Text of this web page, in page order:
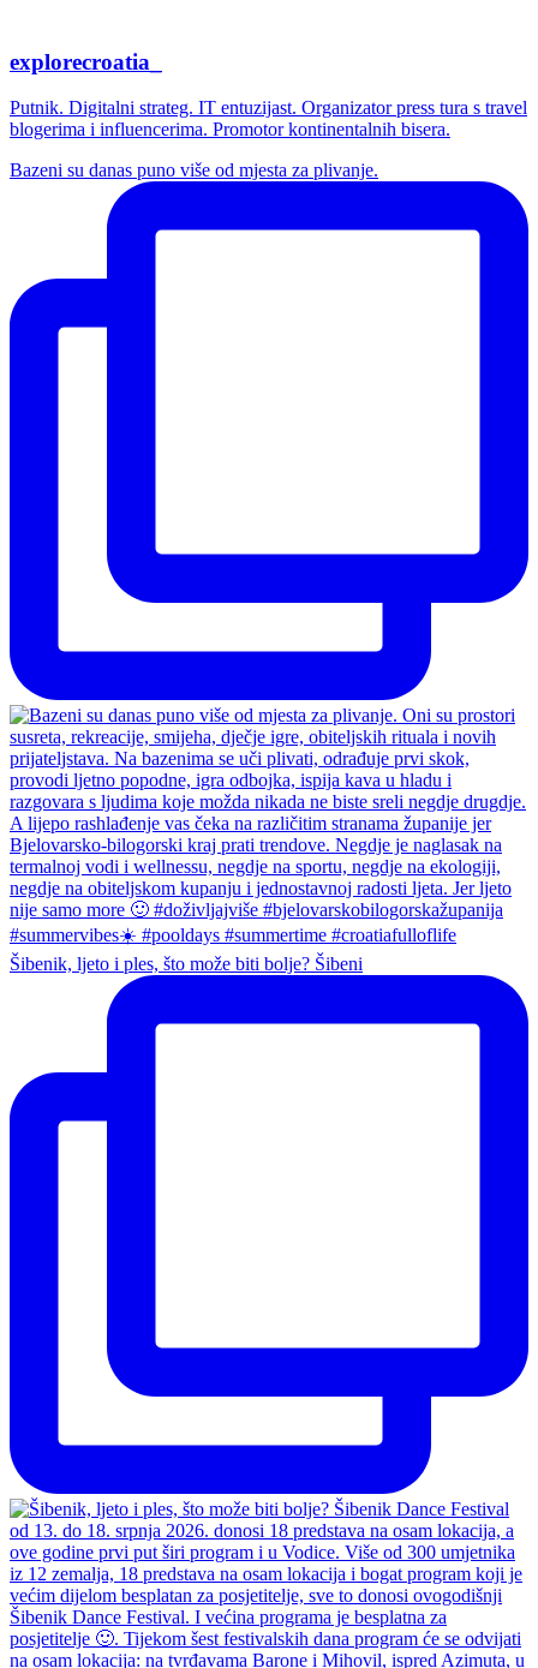
explorecroatia_
Putnik. Digitalni strateg. IT entuzijast. Organizator press tura s travel
blogerima i influencerima. Promotor kontinentalnih bisera.
Bazeni su danas puno više od mjesta za plivanje.
Šibenik, ljeto i ples, što može biti bolje? Šibeni